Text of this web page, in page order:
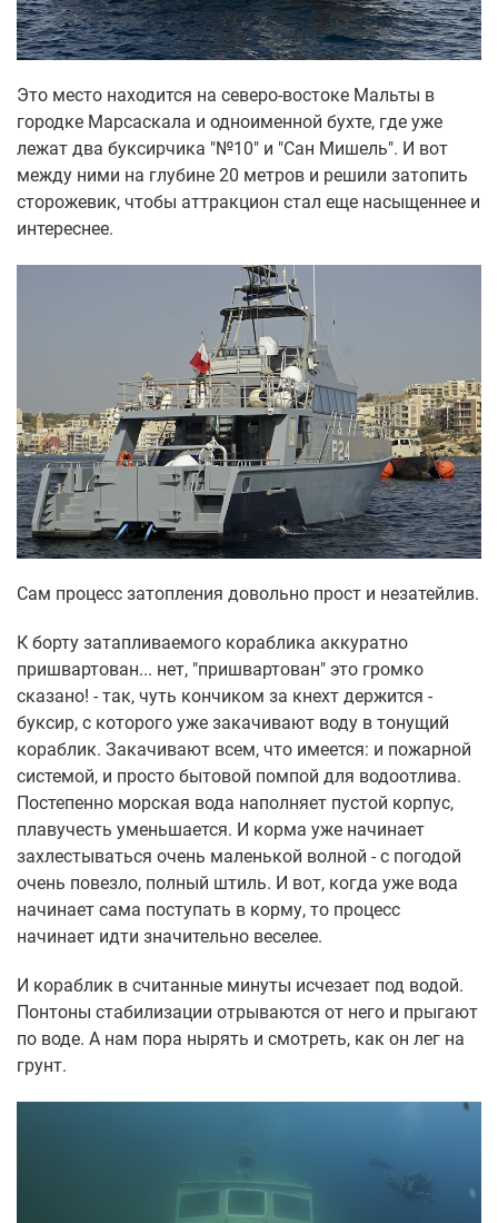
Это место находится на северо-востоке Мальты в
городке Марсаскала и одноименной бухте, где уже
лежат два буксирчика "№10" и "Сан Мишель". И вот
между ними на глубине 20 метров и решили затопить
сторожевик, чтобы аттракцион стал еще насыщеннее и
интереснее.
Сам процесс затопления довольно прост и незатейлив.
К борту затапливаемого кораблика аккуратно
пришвартован... нет, "пришвартован" это громко
сказано! - так, чуть кончиком за кнехт держится -
буксир, с которого уже закачивают воду в тонущий
кораблик. Закачивают всем, что имеется: и пожарной
системой, и просто бытовой помпой для водоотлива.
Постепенно морская вода наполняет пустой корпус,
плавучесть уменьшается. И корма уже начинает
захлестываться очень маленькой волной - с погодой
очень повезло, полный штиль. И вот, когда уже вода
начинает сама поступать в корму, то процесс
начинает идти значительно веселее.
И кораблик в считанные минуты исчезает под водой.
Понтоны стабилизации отрываются от него и прыгают
по воде. А нам пора нырять и смотреть, как он лег на
грунт.